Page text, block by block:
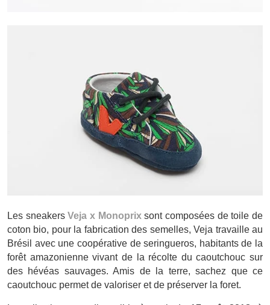
Les sneakersVeja x Monoprixsont composées de toile de
coton bio, pour la fabrication des semelles, Veja travaille au
Brésil avec une coopérative de seringueros, habitants de la
forêt amazonienne vivant de la récolte du caoutchouc sur
des hévéas sauvages. Amis de la terre, sachez que ce
caoutchouc permet de valoriser et de préserver la foret.